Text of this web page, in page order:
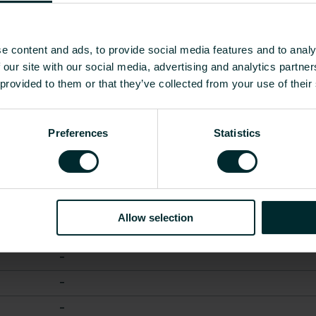
content and ads, to provide social media features and to
site with our social media, advertising and analytics
to them or that they’ve collected from your use of
Preferences Statistics
Allow selection
Altul
210 -680
Dioxid de carbon/kg echivalent per
-
-
-
-